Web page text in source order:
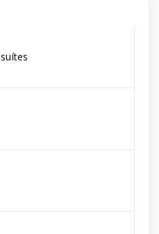
suítes